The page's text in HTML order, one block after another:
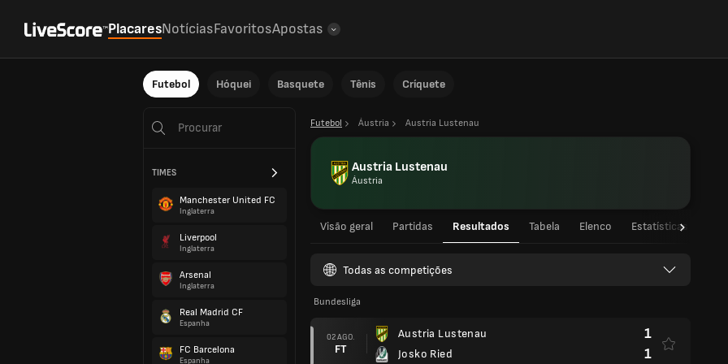
PlacaresNotíciasFavoritosApostas
Futebol Hóquei Basquete Tênis Críquete
TIMES
Manchester United FC
Inglaterra
Liverpool
Inglaterra
Arsenal
Inglaterra
Real Madrid CF
Espanha
FC Barcelona
Espanha
Futebol Áustria Austria Lustenau
Austria Lustenau
Áustria
Visão geral Partidas Resultados Tabela Elenco Estatísticas de
Todas as competições
Bundesliga
02 AGO.
FT
Austria Lustenau
Josko Ried
1
1